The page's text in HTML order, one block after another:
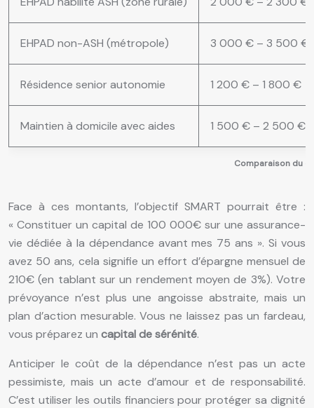
Comparaison du
EHPAD non-ASH (métropole) 3 000 € – 3 500 €
Résidence senior autonomie 1 200 € – 1 800 €
Maintien à domicile avec aides 1 500 € – 2 500 €
Face à ces montants, l’objectif SMART pourrait être :
« Constituer un capital de 100 000€ sur une assurance-
vie dédiée à la dépendance avant mes 75 ans ». Si vous
avez 50 ans, cela signifie un effort d’épargne mensuel de
210€ (en tablant sur un rendement moyen de 3%). Votre
prévoyance n’est plus une angoisse abstraite, mais un
plan d’action mesurable. Vous ne laissez pas un fardeau,
vous préparez un capital de sérénité.
Anticiper le coût de la dépendance n’est pas un acte
pessimiste, mais un acte d’amour et de responsabilité.
C’est utiliser les outils financiers pour protéger sa dignité